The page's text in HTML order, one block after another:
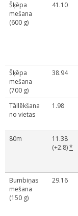
Šķēpa
mešana
(600 g)
41.10
Šķēpa
mešana
(700 g)
38.94
Tāllēkšana
no vietas
1.98
80m
11.38
(+2.8)*
Bumbiņas
mešana
(150 g)
29.16